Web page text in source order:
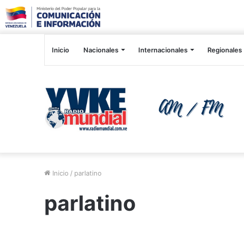
Inicio Nacionales Internacionales Regionales
Inicio / parlatino
parlatino